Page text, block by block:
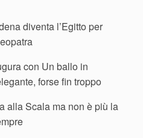
diventa l’Egitto per
con Un ballo in
forse fin troppo
alla Scala ma non è più la